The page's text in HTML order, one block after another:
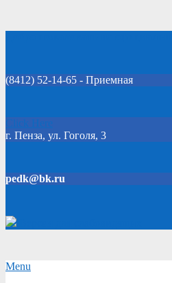
(8412) 52-14-65 - Приемная
Click Here
г. Пенза, ул. Гоголя, 3
pedk@bk.ru
Secondary
Menu